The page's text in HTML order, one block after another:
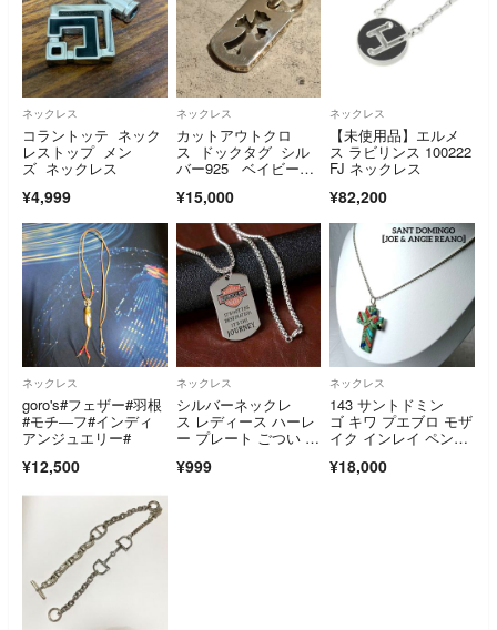
ネックレス
コラントッテ ネック
レストップ メン
ズ ネックレス
¥4,999
ネックレス
カットアウトクロ
ス ドックタグ シル
バー925 ベイビーフ
¥15,000
ネックレス
【未使用品】エルメ
ス ラビリンス 100222
FJ ネックレス
¥82,200
ネックレス
goro's#フェザー#羽根
#モチ―フ#インディ
アンジュエリー#
¥12,500
ネックレス
シルバーネックレ
ス レディース ハーレ
ー プレート ごつい バ
¥999
ネックレス
143 サントドミン
ゴ キワ プエブロ モザ
イク インレイ ペンダ
¥18,000